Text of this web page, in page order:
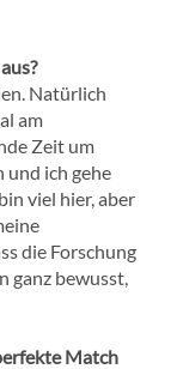
Natürlich
am
Zeit um
und ich gehe
viel hier, aber
die Forschung
ganz bewusst,
Match